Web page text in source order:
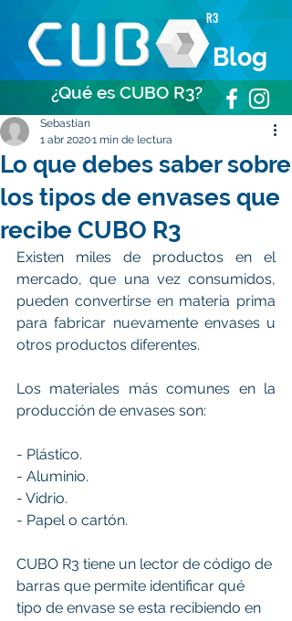
Blog
¿Qué es CUBO R3?
Lo que debes saber sobre
los tipos de envases que
recibe CUBO R3
Sebastian
1 abr 20201 min de lectura
Existen miles de productos en el
mercado, que una vez consumidos,
pueden convertirse en materia prima
para fabricar nuevamente envases u
otros productos diferentes.
Los materiales más comunes en la
producción de envases son:
- Plástico.
- Aluminio.
- Vidrio.
- Papel o cartón.
CUBO R3 tiene un lector de código de
barras que permite identificar qué
tipo de envase se esta recibiendo en